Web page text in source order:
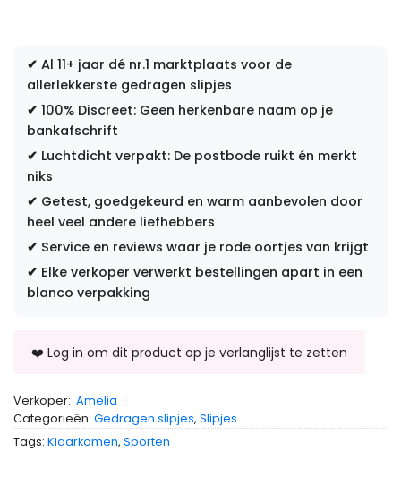
✔ Al 11+ jaar dé nr.1 marktplaats voor de
allerlekkerste gedragen slipjes
✔ 100% Discreet: Geen herkenbare naam op je
bankafschrift
✔ Luchtdicht verpakt: De postbode ruikt én merkt
niks
✔ Getest, goedgekeurd en warm aanbevolen door
heel veel andere liefhebbers
✔ Service en reviews waar je rode oortjes van krijgt
✔ Elke verkoper verwerkt bestellingen apart in een
blanco verpakking
Verkoper: Amelia
Categorieën: Gedragen slipjes, Slipjes
Tags: Klaarkomen, Sporten